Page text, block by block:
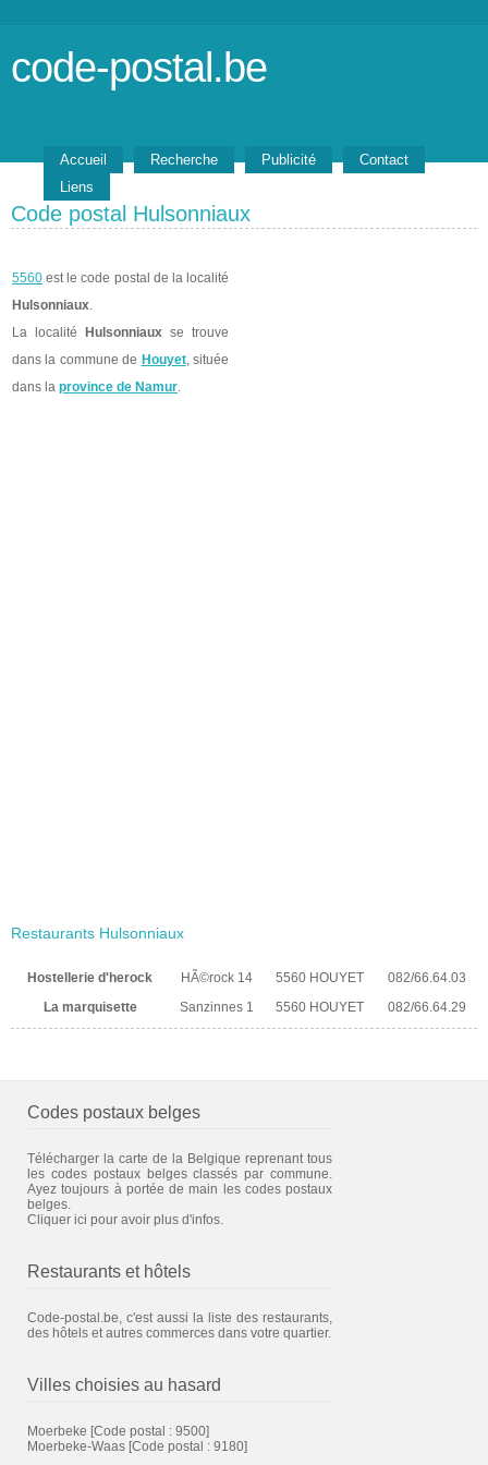
code-postal.be
Accueil Recherche Publicité
Contact
Liens
Code postal Hulsonniaux
5560 est le code postal de la localité
Hulsonniaux.
La localité
Hulsonniaux se trouve
dans la commune de Houyet, située
dans la province de Namur.
Restaurants Hulsonniaux
Hostellerie d'herock HÃ©rock 14 5560 HOUYET
082/66.64.03
La marquisette
Sanzinnes 1 5560 HOUYET 082/66.64.29
Codes postaux belges
Télécharger la carte de la Belgique reprenant tous
les codes postaux belges classés par commune.
Ayez toujours à portée de main les codes postaux
belges.
Cliquer ici pour avoir plus d'infos.
Restaurants et hôtels
Code-postal.be, c'est aussi la liste des restaurants,
des hôtels et autres commerces dans votre quartier.
Villes choisies au hasard
Moerbeke [Code postal : 9500]
Moerbeke-Waas [Code postal : 9180]